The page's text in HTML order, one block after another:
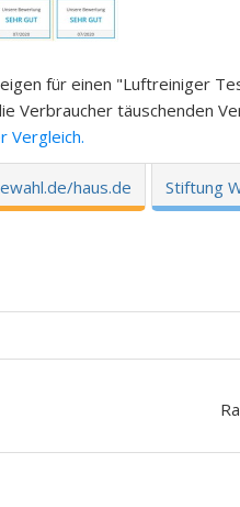
für einen "Luftreiniger
Verbraucher täuschenden
Vergleich.
haus.de Stiftung